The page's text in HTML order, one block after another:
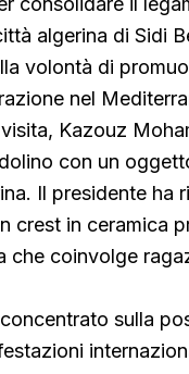
algerina di Sidi
volontà di
nel
Kazouz
con un
Il presidente ha
crest in ceramica
che coinvolge
sulla